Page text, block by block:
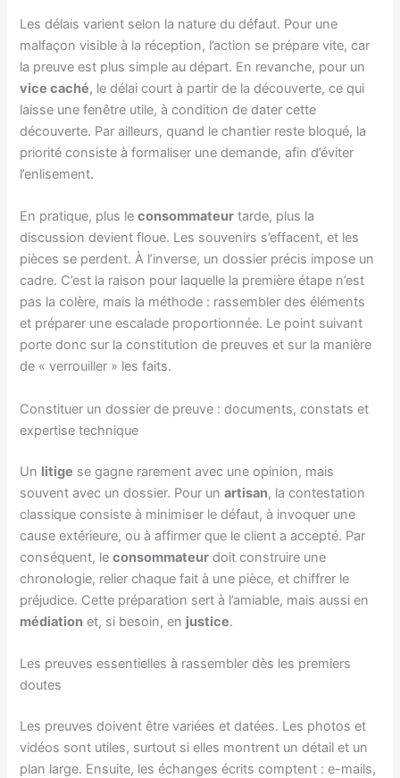
Les délais varient selon la nature du défaut. Pour une
malfaçon visible à la réception, l’action se prépare vite, car
la preuve est plus simple au départ. En revanche, pour un
vice caché, le délai court à partir de la découverte, ce qui
laisse une fenêtre utile, à condition de dater cette
découverte. Par ailleurs, quand le chantier reste bloqué, la
priorité consiste à formaliser une demande, afin d’éviter
l’enlisement.
En pratique, plus leconsommateur tarde, plus la
discussion devient floue. Les souvenirs s’effacent, et les
pièces se perdent. À l’inverse, un dossier précis impose un
cadre. C’est la raison pour laquelle la première étape n’est
pas la colère, mais la méthode : rassembler des éléments
et préparer une escalade proportionnée. Le point suivant
porte donc sur la constitution de preuves et sur la manière
de « verrouiller » les faits.
Constituer un dossier de preuve : documents, constats et
expertise technique
Un litige se gagne rarement avec une opinion, mais
souvent avec un dossier. Pour unartisan, la contestation
classique consiste à minimiser le défaut, à invoquer une
cause extérieure, ou à affirmer que le client a accepté. Par
conséquent, leconsommateur doit construire une
chronologie, relier chaque fait à une pièce, et chiffrer le
préjudice. Cette préparation sert à l’amiable, mais aussi en
médiation et, si besoin, en justice.
Les preuves essentielles à rassembler dès les premiers
doutes
Les preuves doivent être variées et datées. Les photos et
vidéos sont utiles, surtout si elles montrent un détail et un
plan large. Ensuite, les échanges écrits comptent : e-mails,